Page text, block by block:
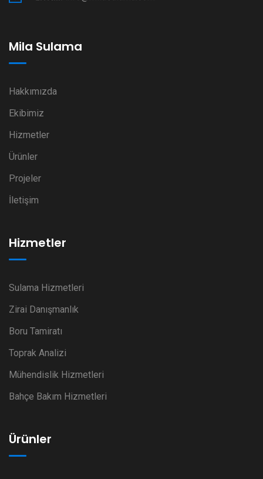
Mila Sulama
Hakkımızda
Ekibimiz
Hizmetler
Ürünler
Projeler
İletişim
Hizmetler
Sulama Hizmetleri
Zirai Danışmanlık
Boru Tamiratı
Toprak Analizi
Mühendislik Hizmetleri
Bahçe Bakım Hizmetleri
Ürünler